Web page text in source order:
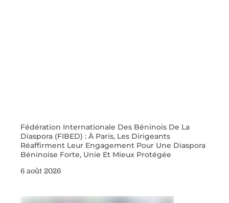
Fédération Internationale Des Béninois De La
Diaspora (FIBED) : À Paris, Les Dirigeants
Réaffirment Leur Engagement Pour Une Diaspora
Béninoise Forte, Unie Et Mieux Protégée
6 août 2026